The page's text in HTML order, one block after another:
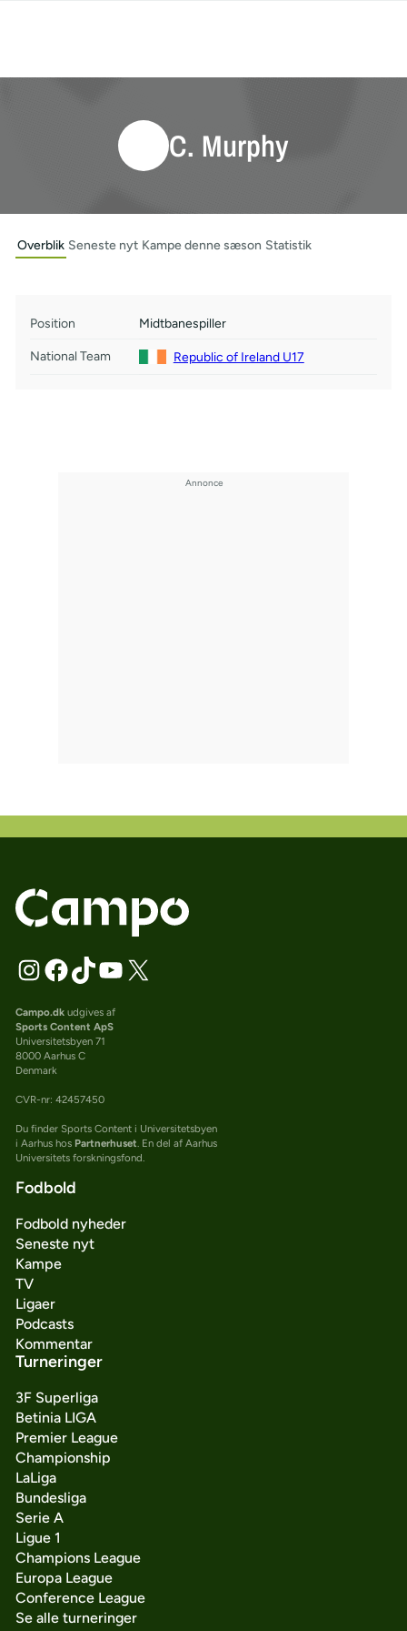
C. Murphy
Overblik Seneste nyt Kampe denne sæson Statistik
Position Midtbanespiller
National Team Republic of Ireland U17
Campo.dkudgives af
Sports Content ApS
Universitetsbyen 71
8000 Aarhus C
Denmark
CVR-nr: 42457450
Du finder Sports Content i Universitetsbyen
i Aarhus hos Partnerhuset. En del af Aarhus
Universitets forskningsfond.
Fodbold
Fodbold nyheder
Seneste nyt
Kampe
TV
Ligaer
Podcasts
Kommentar
Turneringer
3F Superliga
Betinia LIGA
Premier League
Championship
LaLiga
Bundesliga
Serie A
Ligue 1
Champions League
Europa League
Conference League
Se alle turneringer